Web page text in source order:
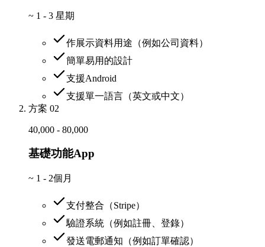
~ 1 - 3 星期
作展示資料用途（例如公司資料）
簡單易用的設計
支援Android
支援單一語言（英文或中文）
方案 02
40,000 - 80,000
基礎功能App
~ 1 - 2個月
支付整合（Stripe）
驗證系統（例如註冊、登錄）
發送電郵通知（例如訂單確認）